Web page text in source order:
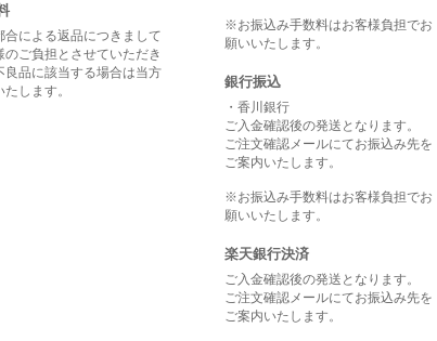
合による返品につきまして
のご負担とさせていただき
良品に該当する場合は当方
します。
※お振込み手数料はお客様負担でお
願いいたします。
銀行振込
・香川銀行
ご入金確認後の発送となります。
ご注文確認メールにてお振込み先を
ご案内いたします。
※お振込み手数料はお客様負担でお
願いいたします。
楽天銀行決済
ご入金確認後の発送となります。
ご注文確認メールにてお振込み先を
ご案内いたします。